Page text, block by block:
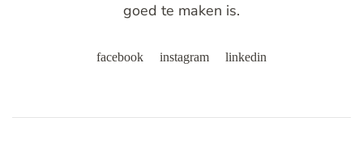
goed te maken is.
facebook instagram linkedin
Navigation